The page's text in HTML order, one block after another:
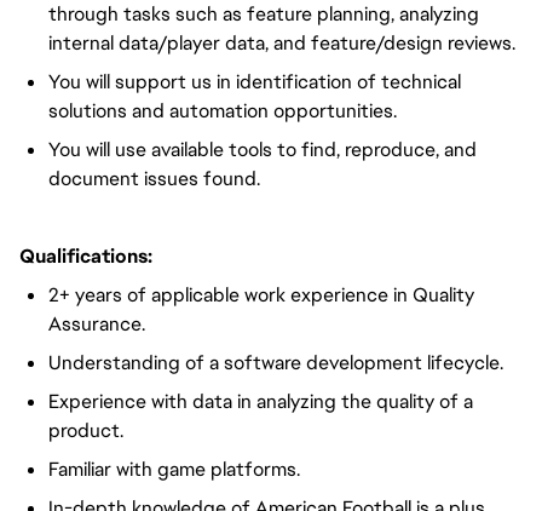
through tasks such as feature planning, analyzing
internal data/player data, and feature/design reviews.
You will support us in identification of technical
solutions and automation opportunities.
You will use available tools to find, reproduce, and
document issues found.
Qualifications:
2+ years of applicable work experience in Quality
Assurance.
Understanding of a software development lifecycle.
Experience with data in analyzing the quality of a
product.
Familiar with game platforms.